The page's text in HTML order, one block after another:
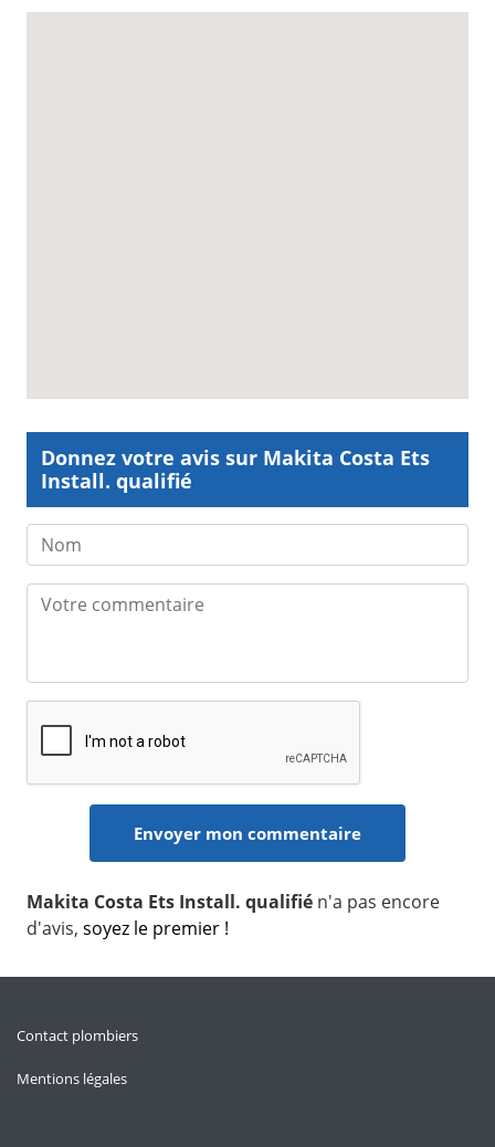
Donnez votre avis sur Makita Costa Ets
Install. qualifié
Makita Costa Ets Install. qualifié n'a pas encore
d'avis, soyez le premier !
Contact plombiers
Mentions légales